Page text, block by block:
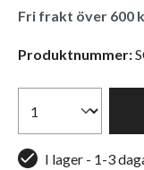
Fri frakt över 600
Produktnummer:
I lager - 1-3